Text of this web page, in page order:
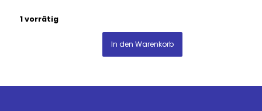
1 vorrätig
In den Warenkorb